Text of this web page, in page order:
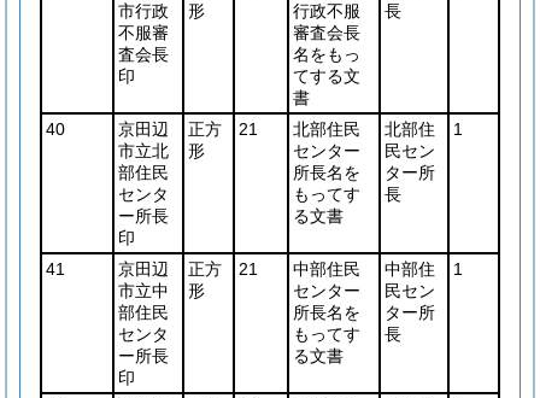
市行政
不服審
査会長
印
形
行政不服
審査会長
名をもっ
てする文
書
長
40
京田辺
市立北
部住民
センタ
ー所長
印
正方
形
21
北部住民
センター
所長名を
もってす
る文書
北部住
民セン
ター所
長
1
41
京田辺
市立中
部住民
センタ
ー所長
印
正方
形
21
中部住民
センター
所長名を
もってす
る文書
中部住
民セン
ター所
長
1